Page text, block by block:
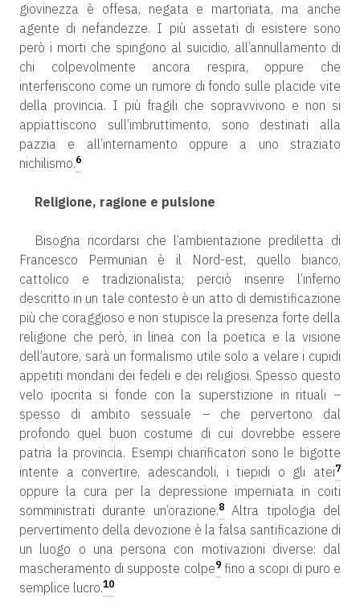
giovinezza è offesa, negata e martoriata, ma anche
agente di nefandezze. I più assetati di esistere sono
però i morti che spingono al suicidio, all’annullamento di
chi colpevolmente ancora respira, oppure che
interferiscono come un rumore di fondo sulle placide vite
della provincia. I più fragili che sopravvivono e non si
appiattiscono sull’imbruttimento, sono destinati alla
pazzia e all’internamento oppure a uno straziato
nichilismo.6
Religione, ragione e pulsione
Bisogna ricordarsi che l’ambientazione prediletta di
Francesco Permunian è il Nord-est, quello bianco,
cattolico e tradizionalista; perciò inserire l’inferno
descritto in un tale contesto è un atto di demistificazione
più che coraggioso e non stupisce la presenza forte della
religione che però, in linea con la poetica e la visione
dell’autore, sarà un formalismo utile solo a velare i cupidi
appetiti mondani dei fedeli e dei religiosi. Spesso questo
velo ipocrita si fonde con la superstizione in rituali –
spesso di ambito sessuale – che pervertono dal
profondo quel buon costume di cui dovrebbe essere
patria la provincia. Esempi chiarificatori sono le bigotte
intente a convertire, adescandoli, i tiepidi o gli atei7
oppure la cura per la depressione imperniata in coiti
somministrati durante un’orazione.8Altra tipologia del
pervertimento della devozione è la falsa santificazione di
un luogo o una persona con motivazioni diverse: dal
mascheramento di supposte colpe9fino a scopi di puro e
semplice lucro.10